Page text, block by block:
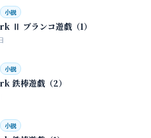
小説
Ⅱ ブランコ遊戯（1）
小説
鉄棒遊戯（2）
小説